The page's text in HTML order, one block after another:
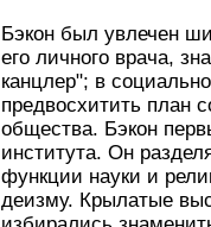
Бэкон был увлечен
его личного врача,
канцлер"; в
предвосхитить план
общества. Бэкон
института. Он
функции науки и
деизму. Крылатые